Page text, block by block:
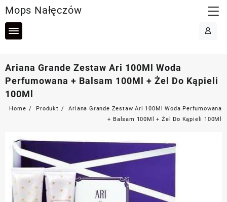
to
content
Mops Nałęczów
Ariana Grande Zestaw Ari 100Ml Woda
Perfumowana + Balsam 100Ml + Żel Do Kąpieli
100Ml
Home Produkt
Ariana Grande Zestaw Ari 100Ml Woda Perfumowana
+ Balsam 100Ml + Żel Do Kąpieli 100Ml